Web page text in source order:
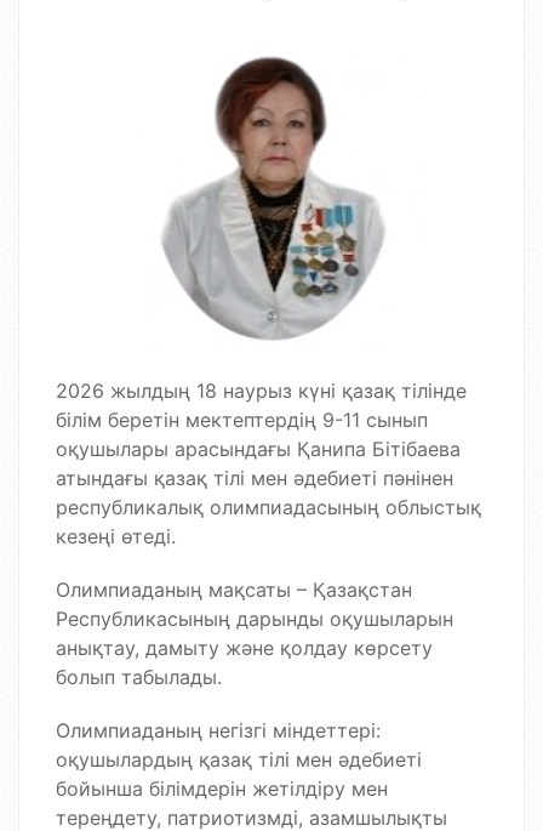
2026 жылдың 18 наурыз күні қазақ тілінде
білім беретін мектептердің 9-11 сынып
оқушылары арасындағы Қанипа Бітібаева
атындағы қазақ тілі мен әдебиеті пәнінен
республикалық олимпиадасының облыстық
кезеңі өтеді.
Олимпиаданың мақсаты – Қазақстан
Республикасының дарынды оқушыларын
анықтау, дамыту және қолдау көрсету
болып табылады.
Олимпиаданың негізгі міндеттері:
оқушылардың қазақ тілі мен әдебиеті
бойынша білімдерін жетілдіру мен
тереңдету, патриотизмді, азамшылықты